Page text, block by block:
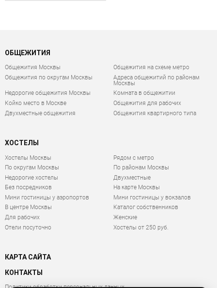
ОБЩЕЖИТИЯ
Общежития Москвы
Общежития на схеме метро
Общежития по округам Москвы
Адреса общежитий по районам
Москвы
Недорогие общежития Москвы
Комната в общежитии
Койко место в Москве
Общежития для рабочих
Двухместные общежития
Общежития квартирного типа
ХОСТЕЛЫ
Хостелы Москвы
По округам Москвы
Недорогие хостелы
Без посредников
Мини гостиницы у аэропортов
В центре Москвы
Для рабочих
Отели посуточно
Рядом с метро
По районам Москвы
Двухместные
На карте Москвы
Мини гостиницы у вокзалов
Каталог собственников
Женские
Хостелы от 250 руб.
КАРТА САЙТА
КОНТАКТЫ